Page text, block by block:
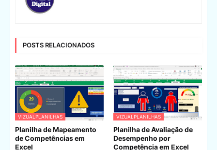
POSTS RELACIONADOS
VIZUALPLANILHAS
Planilha de Mapeamento
de Competências em
Excel
VIZUALPLANILHAS
Planilha de Avaliação de
Desempenho por
Competência em Excel